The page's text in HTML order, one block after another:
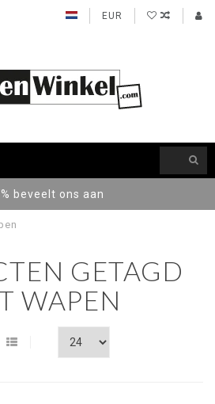
EUR
beveelt ons aan
GETAGD
WAPEN